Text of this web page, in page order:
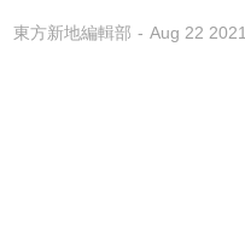
東方新地編輯部 Aug 22 2021